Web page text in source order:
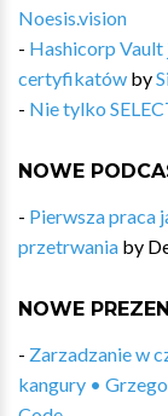
Noesis.vision
- Hashicorp
certyfikatów by
- Nie tylko
NOWE
- Pierwsza praca
przetrwania by
NOWE
- Zarzadzanie w
kangury •